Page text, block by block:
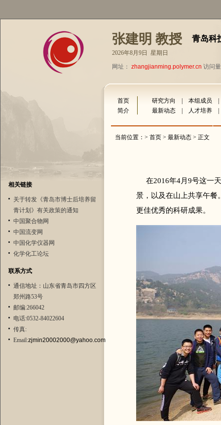
张建明 教授 青岛科
2026年8月9日 星期日
网址： zhangjianming.polymer.cn 访问
相关链接
关于转发《青岛市博士后培养留
青计划》有关政策的通知
中国聚合物网
中国流变网
中国化学仪器网
化学化工论坛
联系方式
通信地址：山东省青岛市四方区
郑州路53号
邮编:266042
电话:0532-84022604
传真:
Email:zjmin20002000@yahoo.com
首页 研究方向 本组成员
简介
最新动态 人才培养
当前位置：> 首页 > 最新动态 > 正文
在2016年4月9号这一天
景，以及在山上共享午餐
更佳优秀的科研成果。